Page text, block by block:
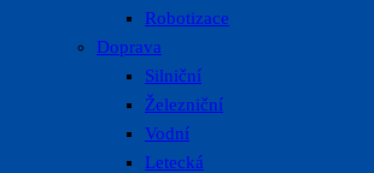
Robotizace
Doprava
Silniční
Železniční
Vodní
Letecká